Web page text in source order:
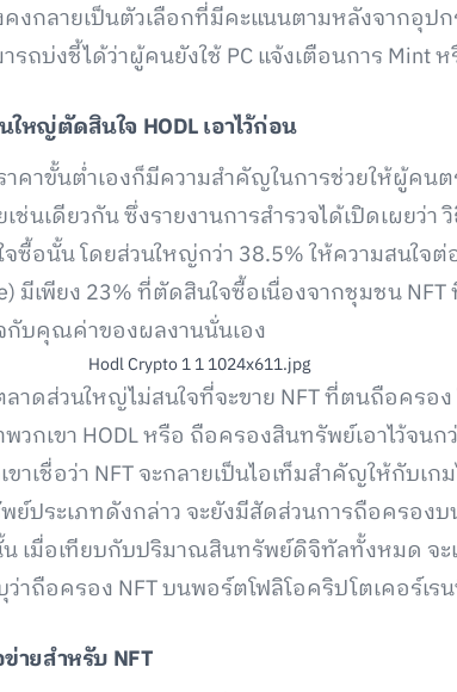
กลายเป็นตัวเลือกที่มีคะแนนตามหลังจากอุป
ถบ่งชี้ได้ว่าผู้คนยังใช้ PC แจ้งเตือนการ Mint ห
หญ่ตัดสินใจ HODLเอาไว้ก่อน
าคาขั้นต่ำเองก็มีความสำคัญในการช่วยให้ผู้ค
นเดียวกัน ซึ่งรายงานการสำรวจได้เปิดเผยว่า
ซื้อนั้น โดยส่วนใหญ่กว่า 38.5% ให้ความสนใจต่
มีเพียง 23% ที่ตัดสินใจซื้อเนื่องจากชุมชน
กับคุณค่าของผลงานนั่นเอง
าดส่วนใหญ่ไม่สนใจที่จะขาย NFT ที่ตนถือครอ
กเขา HODL หรือ ถือครองสินทรัพย์เอาไว้จนก
าเชื่อว่า NFT จะกลายเป็นไอเท็มสำคัญให้กับเก
ย์ประเภทดังกล่าว จะยังมีสัดส่วนการถือครอง
เมื่อเทียบกับปริมาณสินทรัพย์ดิจิทัลทั้งหมด จะ
ถือครอง NFT บนพอร์ตโฟลิโอคริปโตเคอร์เร
ายสำหรับ NFT